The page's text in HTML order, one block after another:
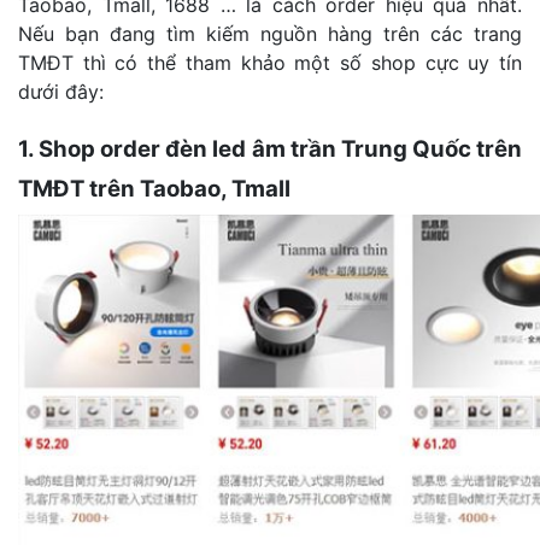
Nếu bạn đang tìm kiếm nguồn hàng trên các trang
TMĐT thì có thể tham khảo một số shop cực uy tín
dưới đây:
1. Shop order đèn led âm trần Trung Quốc trên
TMĐT trên Taobao, Tmall